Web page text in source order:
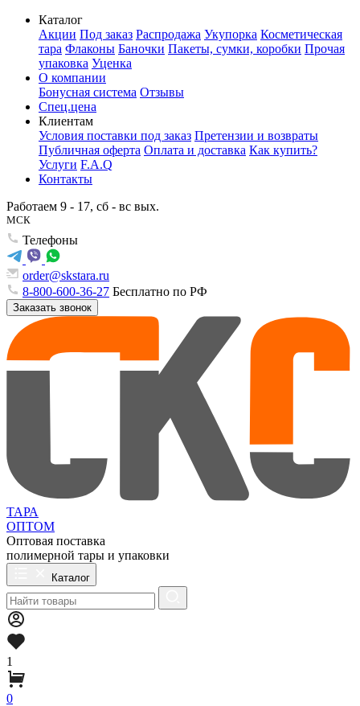
Каталог
Акции Под заказ Распродажа Укупорка Косметическая
тара Флаконы Баночки Пакеты, сумки, коробки Прочая
упаковка Уценка
О компании
Бонусная система Отзывы
Спец.цена
Клиентам
Условия поставки под заказ Претензии и возвраты
Публичная оферта Оплата и доставка Как купить?
Услуги F.A.Q
Контакты
Работаем 9 - 17, сб - вс вых.
МСК
Телефоны
order@skstara.ru
8-800-600-36-27 Бесплатно по РФ
Заказать звонок
ТАРА
ОПТОМ
Оптовая поставка
полимерной тары и упаковки
Каталог
1
0